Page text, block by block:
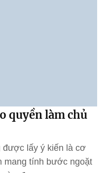
quyền làm chủ
được lấy ý kiến là cơ
mang tính bước ngoặt